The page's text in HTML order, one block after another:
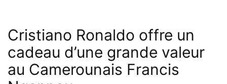
Cristiano Ronaldo offre un
cadeau d’une grande valeur
au Camerounais Francis